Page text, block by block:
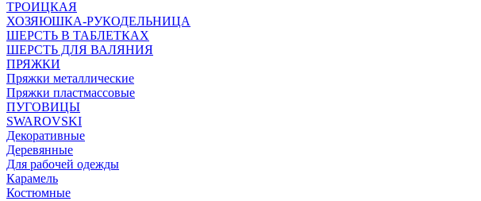
ТРОИЦКАЯ
ХОЗЯЮШКА-РУКОДЕЛЬНИЦА
ШЕРСТЬ В ТАБЛЕТКАХ
ШЕРСТЬ ДЛЯ ВАЛЯНИЯ
ПРЯЖКИ
Пряжки металлические
Пряжки пластмассовые
ПУГОВИЦЫ
SWAROVSKI
Декоративные
Деревянные
Для рабочей одежды
Карамель
Костюмные